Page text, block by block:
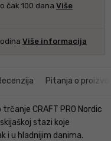
čak 100 dana Više
Više informacija
Pitanja o
CRAFT PRO Nordic
stazi koje
i u hladnijim danima.